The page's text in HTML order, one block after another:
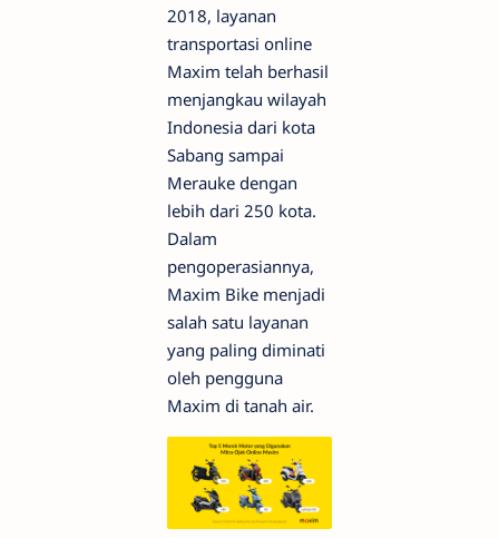
2018, layanan
transportasi online
Maxim telah berhasil
menjangkau wilayah
Indonesia dari kota
Sabang sampai
Merauke dengan
lebih dari 250 kota.
Dalam
pengoperasiannya,
Maxim Bike menjadi
salah satu layanan
yang paling diminati
oleh pengguna
Maxim di tanah air.